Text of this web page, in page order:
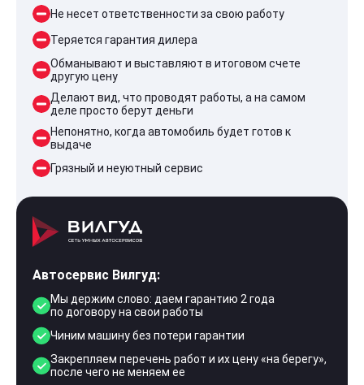
Не несет ответственности за свою работу
Теряется гарантия дилера
Обманывают и выставляют в итоговом счете
другую цену
Делают вид, что проводят работы, а на самом
деле просто берут деньги
Непонятно, когда автомобиль будет готов к
выдаче
Грязный и неуютный сервис
Автосервис Вилгуд:
Мы держим слово: даем гарантию 2 года
по договору на свои работы
Чиним машину без потери гарантии
Закрепляем перечень работ и их цену «на берегу»,
после чего не меняем ее